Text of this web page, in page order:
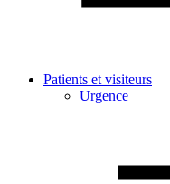
Patients et visiteurs
Urgence